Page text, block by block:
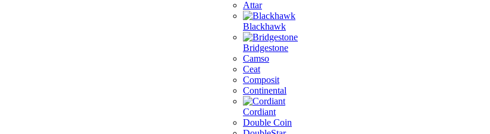
Attar
Blackhawk
Bridgestone
Camso
Ceat
Composit
Continental
Cordiant
Double Coin